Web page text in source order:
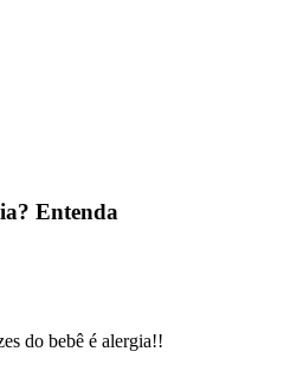
Entenda
do bebê é alergia!!